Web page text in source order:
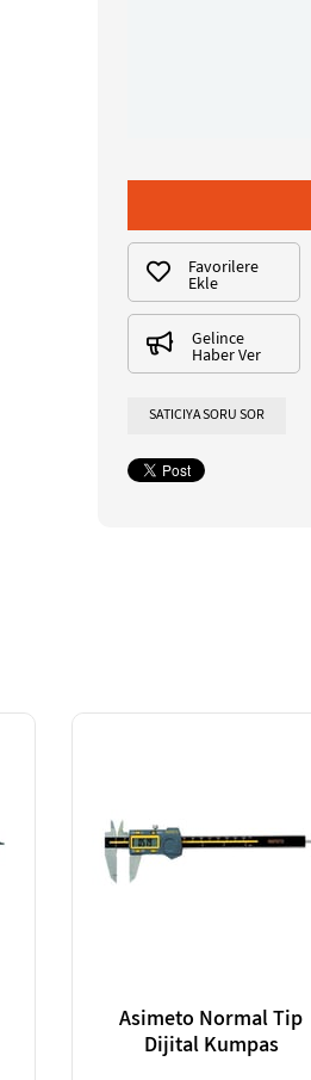
Favorilere
Ekle
Gelince
Haber Ver
SATICIYA SORU SOR
Asimeto Normal Tip
Dijital Kumpas